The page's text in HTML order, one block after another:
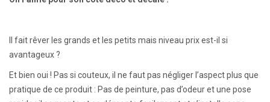
Il fait rêver les grands et les petits mais niveau prix est-il si
avantageux ?
Et bien oui ! Pas si couteux, il ne faut pas négliger l’aspect plus que
pratique de ce produit : Pas de peinture, pas d’odeur et une pose